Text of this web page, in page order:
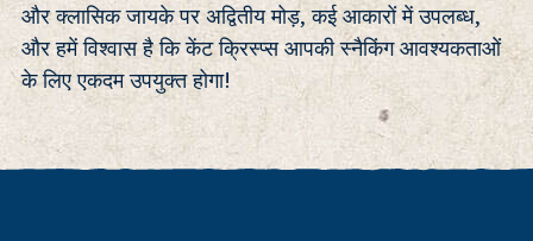
और क्लासिक जायके पर अद्वितीय मोड़, कई आकारों में उपलब्ध,
और हमें विश्वास है कि केंट क्रिस्प्स आपकी स्नैकिंग आवश्यकताओं
के लिए एकदम उपयुक्त होगा!